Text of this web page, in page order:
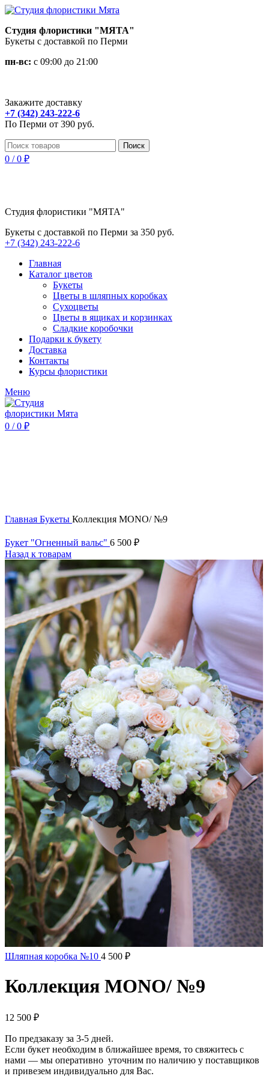
Студия флористики "МЯТА"
Букеты с доставкой по Перми
пн-вс: с 09:00 до 21:00
Закажите доставку
+7 (342) 243-222-6
По Перми от 390 руб.
Поиск
0 / 0 ₽
Студия флористики "МЯТА"
Букеты с доставкой по Перми за 350 руб.
+7 (342) 243-222-6
Главная
Каталог цветов
Букеты
Цветы в шляпных коробках
Сухоцветы
Цветы в ящиках и корзинках
Сладкие коробочки
Подарки к букету
Доставка
Контакты
Курсы флористики
Меню
0 / 0 ₽
Главная Букеты Коллекция MONO/ №9
Букет "Огненный вальс" 6 500 ₽
Назад к товарам
Шляпная коробка №10 4 500 ₽
Коллекция MONO/ №9
12 500 ₽
По предзаказу за 3-5 дней.
Если букет необходим в ближайшее время, то свяжитесь с
нами — мы оперативно уточним по наличию у поставщиков
и привезем индивидуально для Вас.